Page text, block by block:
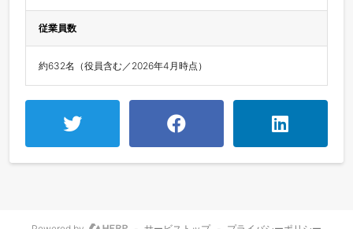
従業員数
約632名（役員含む／2026年4月時点）